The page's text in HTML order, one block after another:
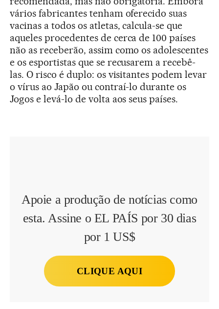
vários fabricantes tenham oferecido suas
vacinas a todos os atletas, calcula-se que
aqueles procedentes de cerca de 100 países
não as receberão, assim como os adolescentes
e os esportistas que se recusarem a recebê-
las. O risco é duplo: os visitantes podem levar
o vírus ao Japão ou contraí-lo durante os
Jogos e levá-lo de volta aos seus países.
Apoie a produção de notícias como
esta. Assine o EL PAÍS por 30 dias
por 1 US$
CLIQUE AQUI